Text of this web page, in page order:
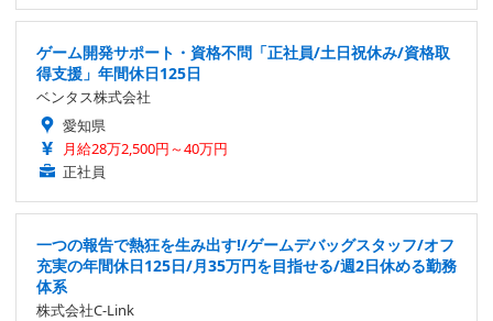
ゲーム開発サポート・資格不問「正社員/土日祝休み/資格取
得支援」年間休日125日
ベンタス株式会社
愛知県
月給28万2,500円～40万円
正社員
一つの報告で熱狂を生み出す!/ゲームデバッグスタッフ/オフ
充実の年間休日125日/月35万円を目指せる/週2日休める勤務
体系
株式会社C-Link